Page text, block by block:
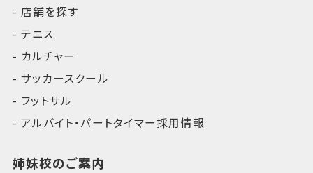
店舗を探す
テニス
カルチャー
サッカースクール
フットサル
アルバイト・パートタイマー採用情報
姉妹校のご案内